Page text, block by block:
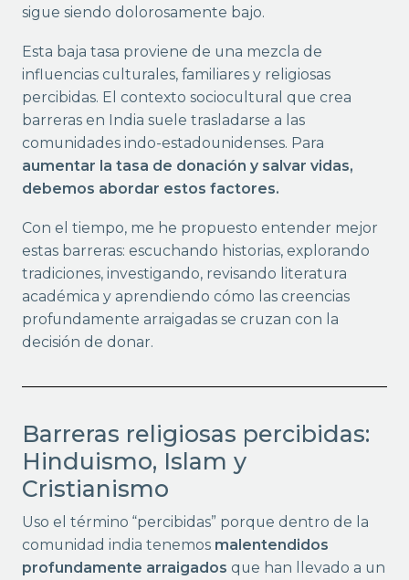
sigue siendo dolorosamente bajo.
Esta baja tasa proviene de una mezcla de
influencias culturales, familiares y religiosas
percibidas. El contexto sociocultural que crea
barreras en India suele trasladarse a las
comunidades indo-estadounidenses. Para
aumentar la tasa de donación y salvar vidas,
debemos abordar estos factores.
Con el tiempo, me he propuesto entender mejor
estas barreras: escuchando historias, explorando
tradiciones, investigando, revisando literatura
académica y aprendiendo cómo las creencias
profundamente arraigadas se cruzan con la
decisión de donar.
Barreras religiosas percibidas:
Hinduismo, Islam y
Cristianismo
Uso el término “percibidas” porque dentro de la
comunidad india tenemos malentendidos
profundamente arraigados que han llevado a un